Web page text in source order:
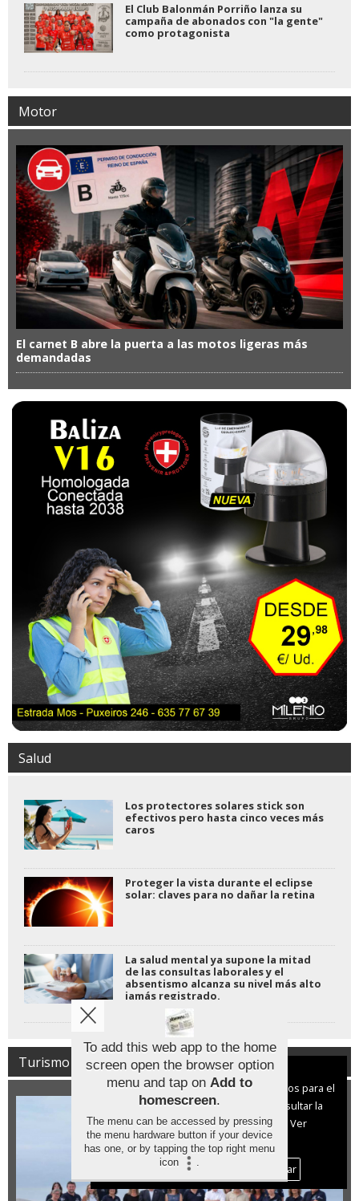
El Club Balonmán Porriño lanza su
campaña de abonados con "la gente"
como protagonista
Motor
El carnet B abre la puerta a las motos ligeras más
demandadas
Salud
Los protectores solares stick son
efectivos pero hasta cinco veces más
caros
Proteger la vista durante el eclipse
solar: claves para no dañar la retina
La salud mental ya supone la mitad
de las consultas laborales y el
absentismo alcanza su nivel más alto
jamás registrado.
Turismo
Aviso sobre el Uso de cookies:
Utilizamos cookies nuestras y de terceros para el
funcionamiento del digital. Puedes consultar la
lista de cookies y como desconectarlas.
Ver
nuestra Política de Privacidad y Cookies
Aceptar Cookies
Personalizar
To add this web app to the home
screen open the browser option
menu and tap on Add to
homescreen.
The menu can be accessed by pressing
the menu hardware button if your device
has one, or by tapping the top right menu
icon
.